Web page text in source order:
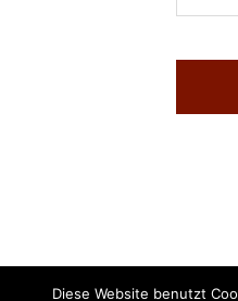
Diese Website benutzt